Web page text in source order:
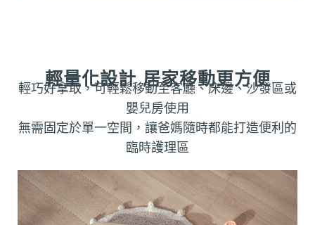
輕量化設計 居家移動更方便
輕巧好拿取，可輕鬆移動至客廳、床邊、沙發區或
嬰兒房使用
無需固定於單一空間，讓爸媽隨時都能打造便利的
臨時護理區